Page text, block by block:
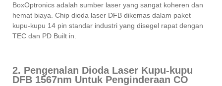
BoxOptronics adalah sumber laser yang sangat koheren dan
hemat biaya. Chip dioda laser DFB dikemas dalam paket
kupu-kupu 14 pin standar industri yang disegel rapat dengan
TEC dan PD Built in.
2. Pengenalan Dioda Laser Kupu-kupu
DFB 1567nm Untuk Penginderaan CO